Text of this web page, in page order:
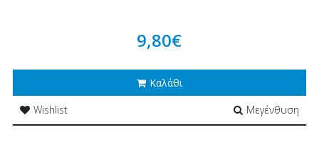
9,80€
Καλάθι
Wishlist
Μεγένθυση